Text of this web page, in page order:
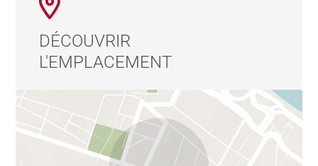
DÉCOUVRIR
L'EMPLACEMENT